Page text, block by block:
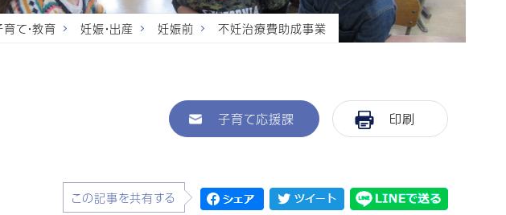
て・教育 妊娠・出産 妊娠前 不妊治療費助成事業
子育て応援課 印刷
この記事を共有する